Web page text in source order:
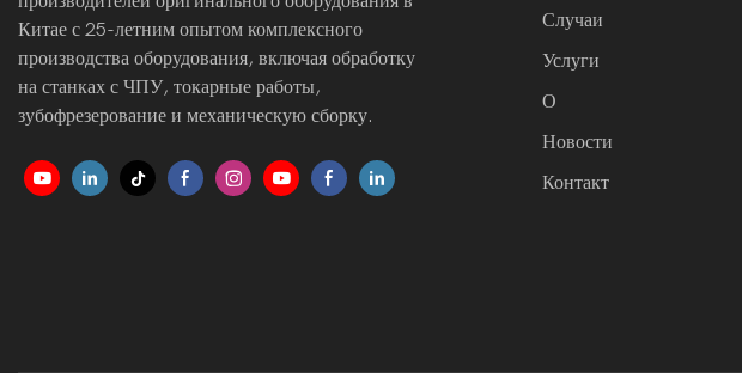
Китае с 25-летним опытом комплексного
производства оборудования, включая обработку
на станках с ЧПУ, токарные работы,
зубофрезерование и механическую сборку.
Случаи
Услуги
О
Новости
Контакт